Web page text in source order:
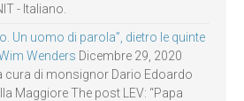
- Italiano.
Un uomo di parola”, dietro le quinte
Wenders Dicembre 29, 2020
di monsignor Dario Edoardo
Maggiore The post LEV: “Papa